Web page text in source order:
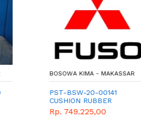
BOSOWA KIMA - MAKASSAR
PST-BSW-20-00141
CUSHION RUBBER
Rp. 749.225,00